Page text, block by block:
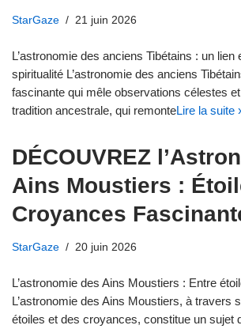
StarGaze 21 juin 2026
L’astronomie des anciens Tibétains : un lien
spiritualité L’astronomie des anciens
fascinante qui mêle observations célestes
tradition ancestrale, qui remonteLire la suite
DÉCOUVREZ
Ains Moustiers :
Croyances
StarGaze 20 juin 2026
L’astronomie des Ains Moustiers : Entre
L’astronomie des Ains Moustiers, à travers
étoiles et des croyances, constitue un sujet